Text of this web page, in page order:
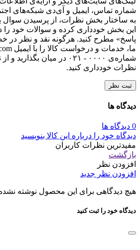
شماره تماس، ایمیل و آی‌دی شبکه‌های
به ساختار بخش نظرات، از پرسیدن سوال
این بخش خودداری کرده و سوالات خود
پاسخ» مطرح کنید. هرگونه نقد و نظر
شماره‌ی ۰۰۰۰ - ۰۲۱ در میان
نظرات خودداری کنید.
ثبت نظر
دیدگاه ها
0 دیدگاه ها
دیدگاه خود را درباره این کالا بنویسید
مفیدترین نظرات کاربران
بازگشت
افزودن نظر
افزودن نظر جدید
هیچ دیدگاهی برای این محصول نوشته
دیدگاه خود را ثبت کنید